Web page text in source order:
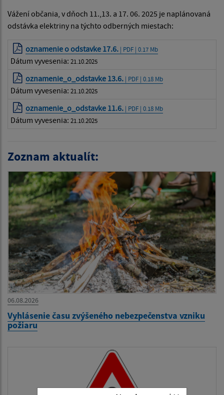
Vážení občania, v dňoch 11.,13. a 17. 06. 2025 je naplánovaná
odstávka elektriny na týchto odberných miestach:
oznamenie o odstavke 17.6. | PDF | 0.17 Mb
Dátum vyvesenia: 21.10.2025
oznamenie_o_odstavke 13.6. | PDF | 0.18 Mb
Dátum vyvesenia: 21.10.2025
oznamenie_o_odstavke 11.6. | PDF | 0.18 Mb
Dátum vyvesenia: 21.10.2025
Zoznam aktualít:
06.08.2026
Vyhlásenie času zvýšeného nebezpečenstva vzniku
požiaru